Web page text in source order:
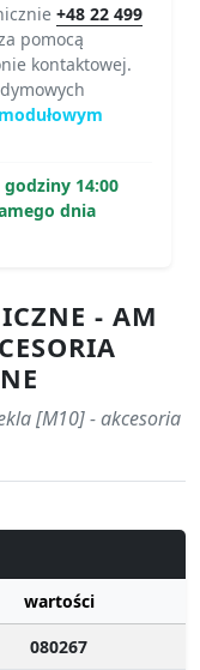
+48 22 499
pomocą
kontaktowej.
modułowym
14:00
dnia
- AM
[M10] - akcesoria
wartości
080267